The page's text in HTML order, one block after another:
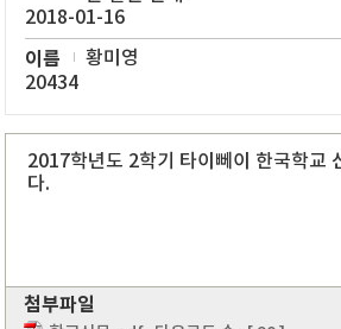
2018-01-16
이름 황미영
20434
2017학년도 2학기 타이뻬이 한국학교
다.
첨부파일